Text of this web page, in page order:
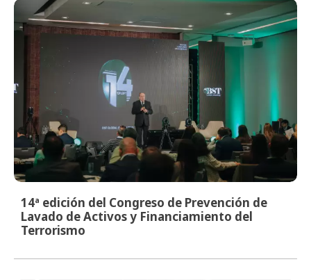
14ª edición del Congreso de Prevención de
Lavado de Activos y Financiamiento del
Terrorismo